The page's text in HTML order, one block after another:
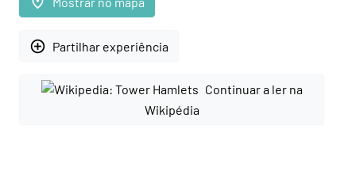
add_circle_outline Partilhar experiência
Continuar a ler na
Wikipédia